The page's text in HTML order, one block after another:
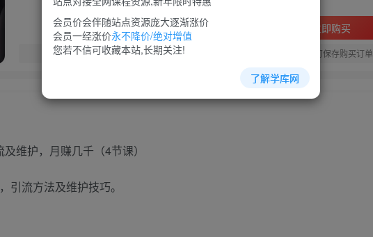
立即购买
您当前未登录！建议登陆后购买，可保存购买订单
维护，月赚几千（4节课）
引流方法及维护技巧。
会员价会伴随站点资源庞大逐渐涨价
会员一经涨价永不降价/绝对增值
您若不信可收藏本站,长期关注!
了解学库网